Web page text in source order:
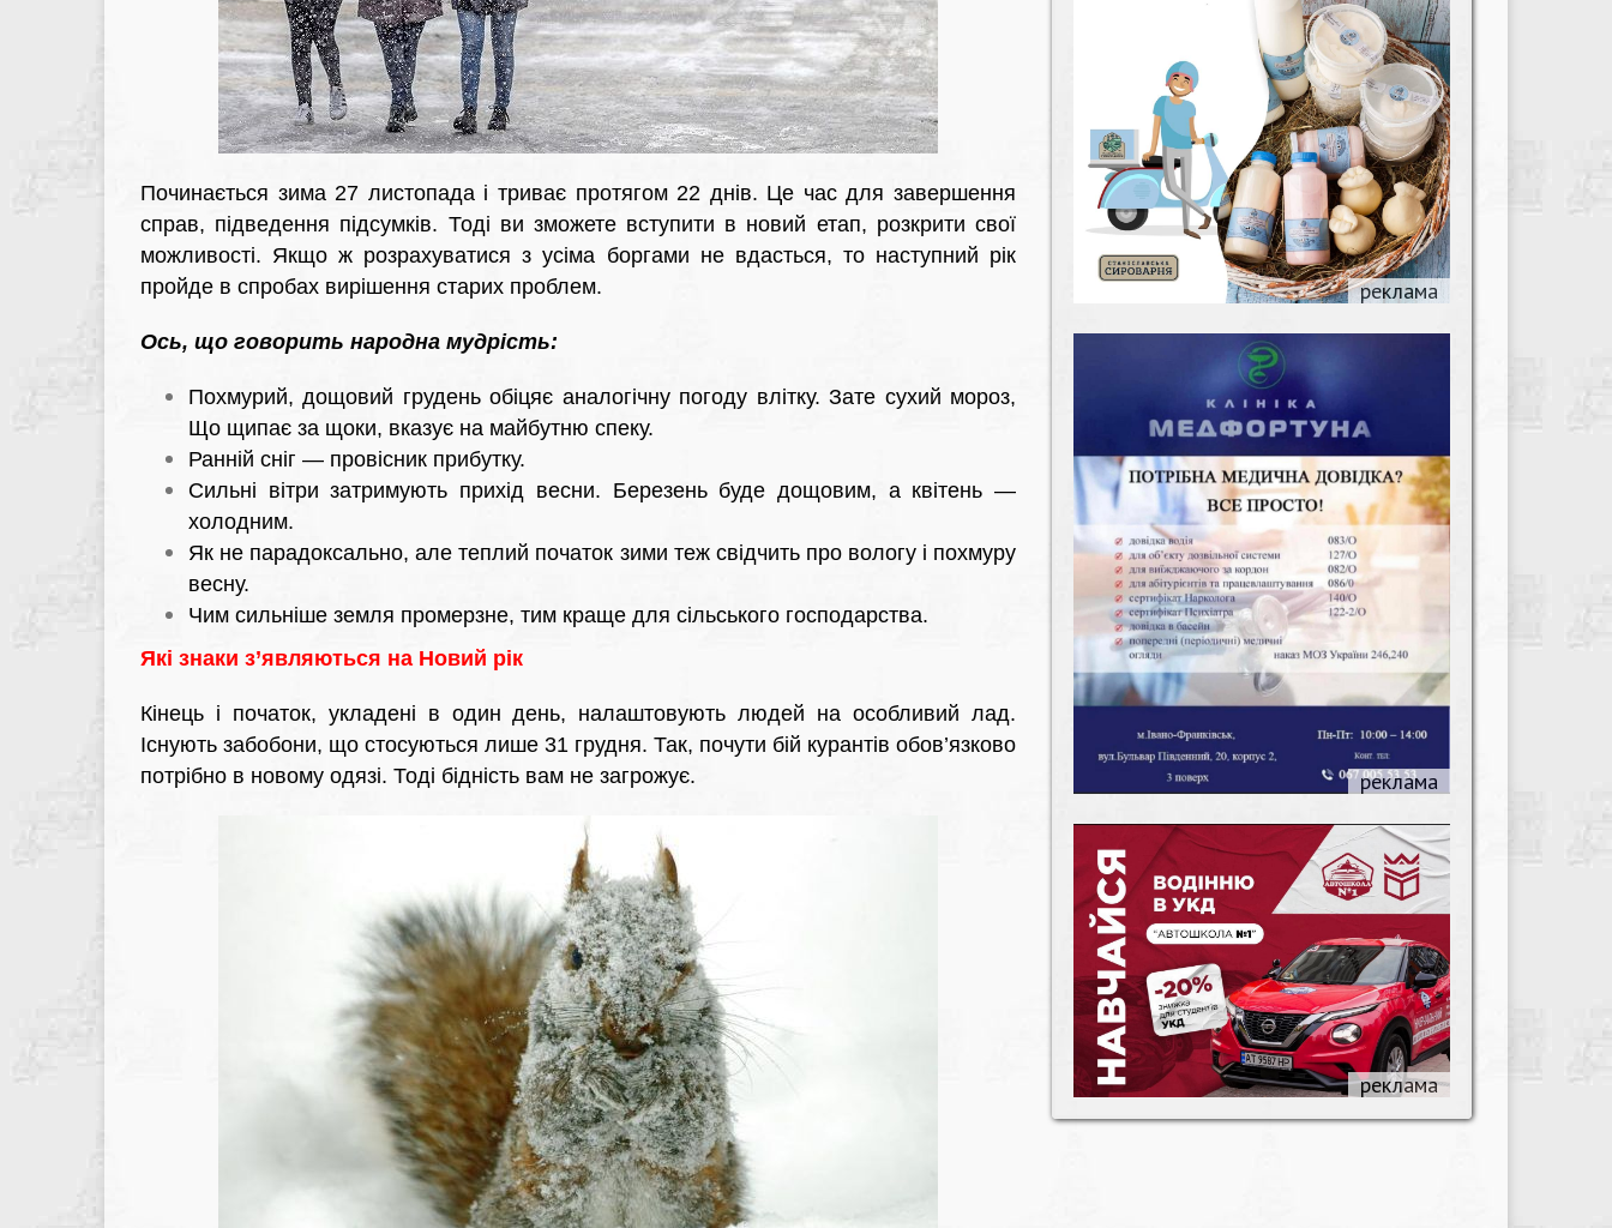
Починається зима 27 листопада і триває протягом 22 днів. Це час для завершення
справ, підведення підсумків. Тоді ви зможете вступити в новий етап, розкрити свої
можливості. Якщо ж розрахуватися з усіма боргами не вдасться, то наступний рік
пройде в спробах вирішення старих проблем.
Ось, що говорить народна мудрість:
Похмурий, дощовий грудень обіцяє аналогічну погоду влітку. Зате сухий мороз,
Що щипає за щоки, вказує на майбутню спеку.
Ранній сніг — провісник прибутку.
Сильні вітри затримують прихід весни. Березень буде дощовим, а квітень —
холодним.
Як не парадоксально, але теплий початок зими теж свідчить про вологу і похмуру
весну.
Чим сильніше земля промерзне, тим краще для сільського господарства.
Які знаки з’являються на Новий рік
Кінець і початок, укладені в один день, налаштовують людей на особливий лад.
Існують забобони, що стосуються лише 31 грудня. Так, почути бій курантів обов’язково
потрібно в новому одязі. Тоді бідність вам не загрожує.